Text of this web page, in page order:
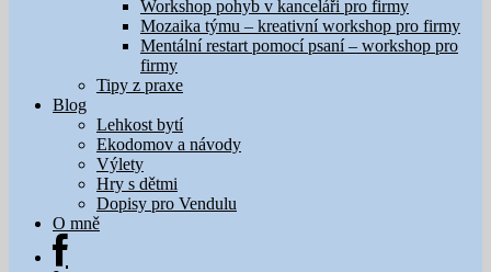
Workshop pohyb v kanceláři pro firmy
Mozaika týmu – kreativní workshop pro firmy
Mentální restart pomocí psaní – workshop pro
firmy
Tipy z praxe
Blog
Lehkost bytí
Ekodomov a návody
Výlety
Hry s dětmi
Dopisy pro Vendulu
O mně